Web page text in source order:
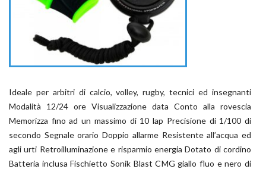
Ideale per arbitri di calcio, volley, rugby, tecnici ed insegnanti
Modalità 12/24 ore Visualizzazione data Conto alla rovescia
Memorizza fino ad un massimo di 10 lap Precisione di 1/100 di
secondo Segnale orario Doppio allarme Resistente all’acqua ed
agli urti Retroilluminazione e risparmio energia Dotato di cordino
Batteria inclusa Fischietto Sonik Blast CMG giallo fluo e nero di